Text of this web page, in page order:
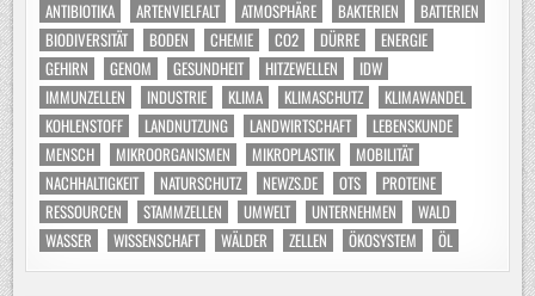
ANTIBIOTIKA ARTENVIELFALT ATMOSPHÄRE BAKTERIEN
BATTERIEN
BIODIVERSITÄT
BODEN CHEMIE CO2 DÜRRE
ENERGIE
GEHIRN
GENOM GESUNDHEIT HITZEWELLEN
IDW
IMMUNZELLEN
INDUSTRIE KLIMA KLIMASCHUTZ
KLIMAWANDEL
KOHLENSTOFF
LANDNUTZUNG LANDWIRTSCHAFT
LEBENSKUNDE
MENSCH
MIKROORGANISMEN MIKROPLASTIK
MOBILITÄT
NACHHALTIGKEIT
NATURSCHUTZ NEWZS.DE OTS
PROTEINE
RESSOURCEN
STAMMZELLEN UMWELT UNTERNEHMEN
WALD
WASSER
WISSENSCHAFT WÄLDER ZELLEN ÖKOSYSTEM ÖL